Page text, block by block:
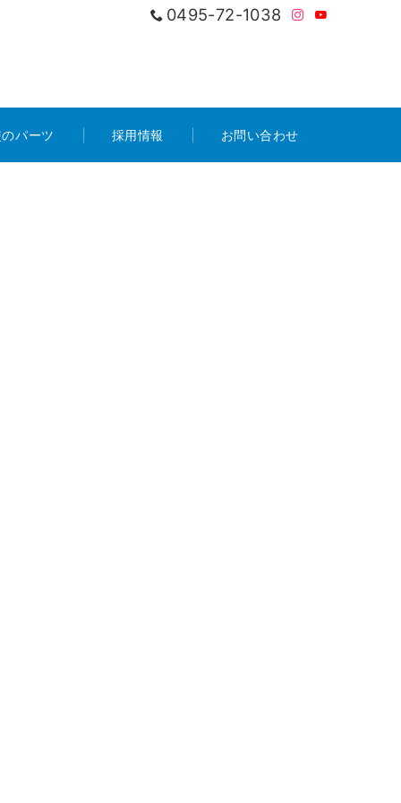
0495-72-1038
パーツ 採用情報 お問い合わせ